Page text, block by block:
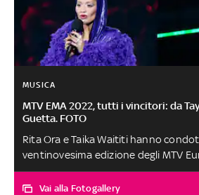
MUSICA
MTV EMA 2022, tutti i vincitori: da
Guetta. FOTO
Rita Ora e Taika Waititi hanno
ventinovesima edizione degli MTV
Taylor Swift è stata la grande
con ben quattro statuette, David
Vai alla Fotogallery